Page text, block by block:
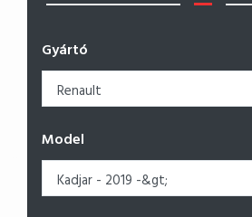
Gyártó
Model